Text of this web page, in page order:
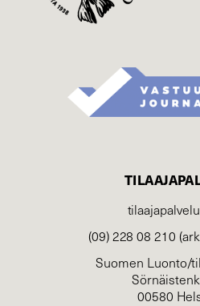
(09) 228 08 210
Suomen Luonto/
00580